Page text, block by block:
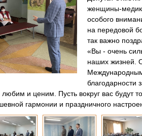
женщины-
особого
на передовой
так важно
«Вы - очень
наших жизней.
благодарности
и ценим. Пусть вокруг вас будут
гармонии и праздничного